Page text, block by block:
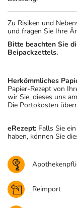
Zu Risiken und
und fragen Sie Ihre
Bitte beachten Sie
Beipackzettels.
Herkömmliches
Papier-Rezept von
wir Sie, dieses uns
Die Portokosten
eRezept: Falls Sie
haben, können Sie
Reimport